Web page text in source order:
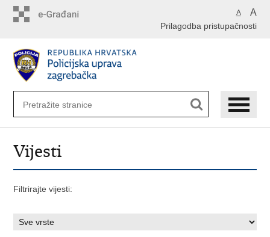
A A
Prilagodba pristupačnosti
Vijesti
Filtrirajte vijesti: